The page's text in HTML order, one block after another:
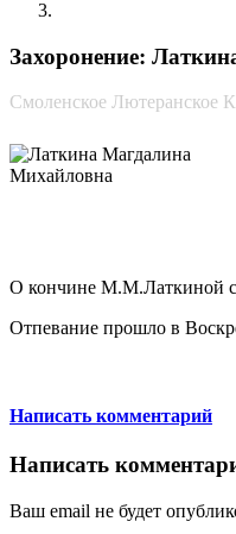
Захоронение:
Смоленское Лютеранское
О кончине М.М.Латкиной
Отпевание прошло в
Написать комментарий
Написать
Ваш email не будет